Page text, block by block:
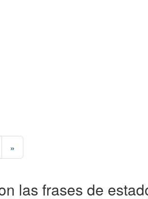
»
las frases de